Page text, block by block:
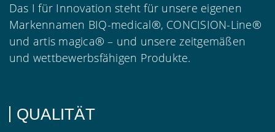
Das I für Innovation steht für unsere eigenen
Markennamen BIQ-medical®, CONCISION-Line®
und artis magica® – und unsere zeitgemäßen
und wettbewerbsfähigen Produkte.
QUALITÄT